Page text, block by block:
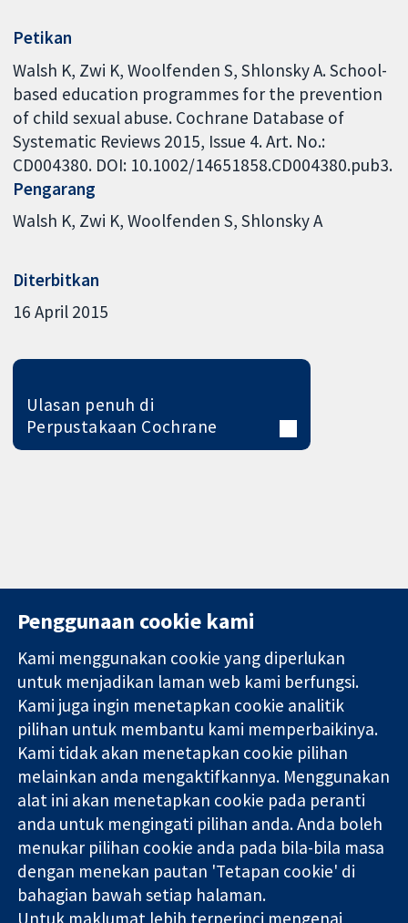
Petikan
Walsh K, Zwi K, Woolfenden S, Shlonsky A. School-
based education programmes for the prevention
of child sexual abuse. Cochrane Database of
Systematic Reviews 2015, Issue 4. Art. No.:
CD004380. DOI: 10.1002/14651858.CD004380.pub3.
Pengarang
Walsh K Zwi K Woolfenden S Shlonsky A
Diterbitkan
16 April 2015
Ulasan penuh di
Perpustakaan Cochrane
Bukti yang
dipercayai.
keputusan
termaklum
Kesihatan yang
lebih baik
11-13 Cavendish
Square
London
W1G 0AN
United Kingdom
Hubungi kita
Berita
Pejabat
akhbar
Perihal Kami
Pekerjaan
Cochrane
Library
Kolaborasi Cochrane ialah sebuah badan amal (no. 1045921) dan
sebuah syarikat terhad oleh jaminan (no. 03044323) yang
Penggunaan cookie kami
Kami menggunakan cookie yang diperlukan
untuk menjadikan laman web kami berfungsi.
Kami juga ingin menetapkan cookie analitik
pilihan untuk membantu kami memperbaikinya.
Kami tidak akan menetapkan cookie pilihan
melainkan anda mengaktifkannya. Menggunakan
alat ini akan menetapkan cookie pada peranti
anda untuk mengingati pilihan anda. Anda boleh
menukar pilihan cookie anda pada bila-bila masa
dengan menekan pautan 'Tetapan cookie' di
bahagian bawah setiap halaman.
Untuk maklumat lebih terperinci mengenai